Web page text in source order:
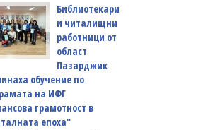
Библиотекари
и читалищни
работници от
област
Пазарджик
обучение по
на ИФГ
грамотност в
епоха"